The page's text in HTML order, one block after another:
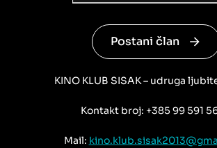
Postani član
KINO KLUB SISAK – udruga
Kontakt broj: +385 99 591
Mail: